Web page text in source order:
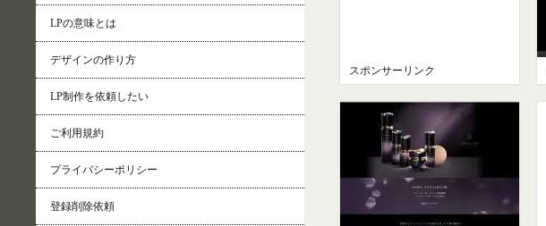
LPの意味とは
デザインの作り方
LP制作を依頼したい
ご利用規約
プライバシーポリシー
登録削除依頼
スポンサーリンク